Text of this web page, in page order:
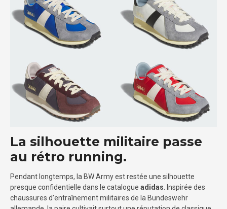
La silhouette militaire passe
au rétro running.
Pendant longtemps, la BW Army est restée une silhouette
presque confidentielle dans le catalogue adidas . Inspirée des
chaussures d’entraînement militaires de la Bundeswehr